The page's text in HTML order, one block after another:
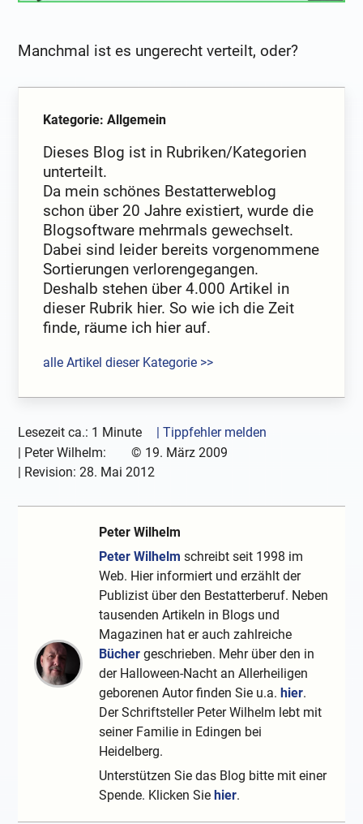
Manchmal ist es ungerecht verteilt, oder?
Kategorie: Allgemein
Dieses Blog ist in Rubriken/Kategorien
unterteilt.
Da mein schönes Bestatterweblog
schon über 20 Jahre existiert, wurde die
Blogsoftware mehrmals gewechselt.
Dabei sind leider bereits vorgenommene
Sortierungen verlorengegangen.
Deshalb stehen über 4.000 Artikel in
dieser Rubrik hier. So wie ich die Zeit
finde, räume ich hier auf.
alle Artikel dieser Kategorie >>
Lesezeit ca.: 1 Minute
| Tippfehler melden
| Peter Wilhelm: © 19. März 2009
| Revision:28. Mai 2012
Peter Wilhelm
Peter Wilhelm schreibt seit 1998 im
Web. Hier informiert und erzählt der
Publizist über den Bestatterberuf. Neben
tausenden Artikeln in Blogs und
Magazinen hat er auch zahlreiche
Bücher geschrieben. Mehr über den in
der Halloween-Nacht an Allerheiligen
geborenen Autor finden Sie u.a.hier.
Der Schriftsteller Peter Wilhelm lebt mit
seiner Familie in Edingen bei
Heidelberg.
Unterstützen Sie das Blog bitte mit einer
Spende. Klicken Siehier.